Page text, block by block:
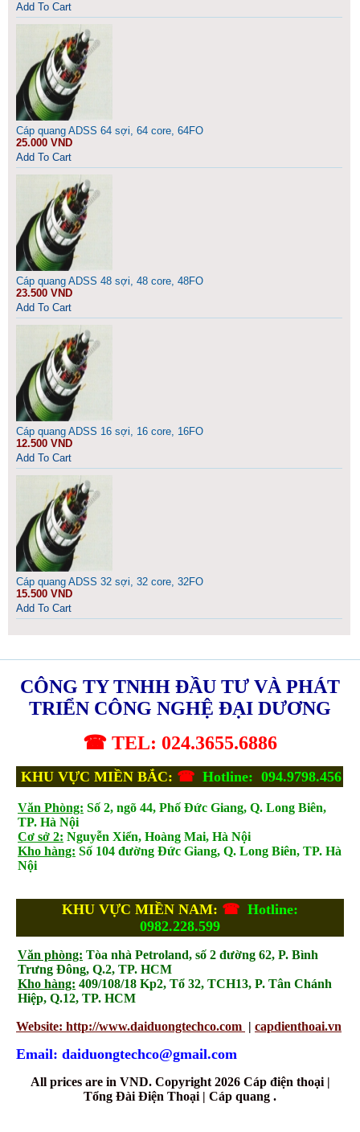
Add To Cart
Cáp quang ADSS 64 sợi, 64 core, 64FO
25.000 VND
Add To Cart
Cáp quang ADSS 48 sợi, 48 core, 48FO
23.500 VND
Add To Cart
Cáp quang ADSS 16 sợi, 16 core, 16FO
12.500 VND
Add To Cart
Cáp quang ADSS 32 sợi, 32 core, 32FO
15.500 VND
Add To Cart
CÔNG TY TNHH ĐẦU TƯ VÀ PHÁT
TRIỂN CÔNG NGHỆ ĐẠI DƯƠNG
☎ TEL: 024.3655.6886
KHU VỰC MIỀN BẮC: ☎ Hotline: 094.9798.456
Văn Phòng: Số 2, ngõ 44, Phố Đức Giang, Q. Long Biên,
TP. Hà Nội
Cơ sở 2: Nguyễn Xiển, Hoàng Mai, Hà Nội
Kho hàng: Số 104 đường Đức Giang, Q. Long Biên, TP. Hà
Nội
KHU VỰC MIỀN NAM: ☎ Hotline:
0982.228.599
Văn phòng: Tòa nhà Petroland, số 2 đường 62, P. Bình
Trưng Đông, Q.2, TP. HCM
Kho hàng: 409/108/18 Kp2, Tổ 32, TCH13, P. Tân Chánh
Hiệp, Q.12, TP. HCM
Website: http://www.daiduongtechco.com | capdienthoai.vn
Email: daiduongtechco@gmail.com
All prices are in VND. Copyright 2026 Cáp điện thoại |
Tổng Đài Điện Thoại | Cáp quang .